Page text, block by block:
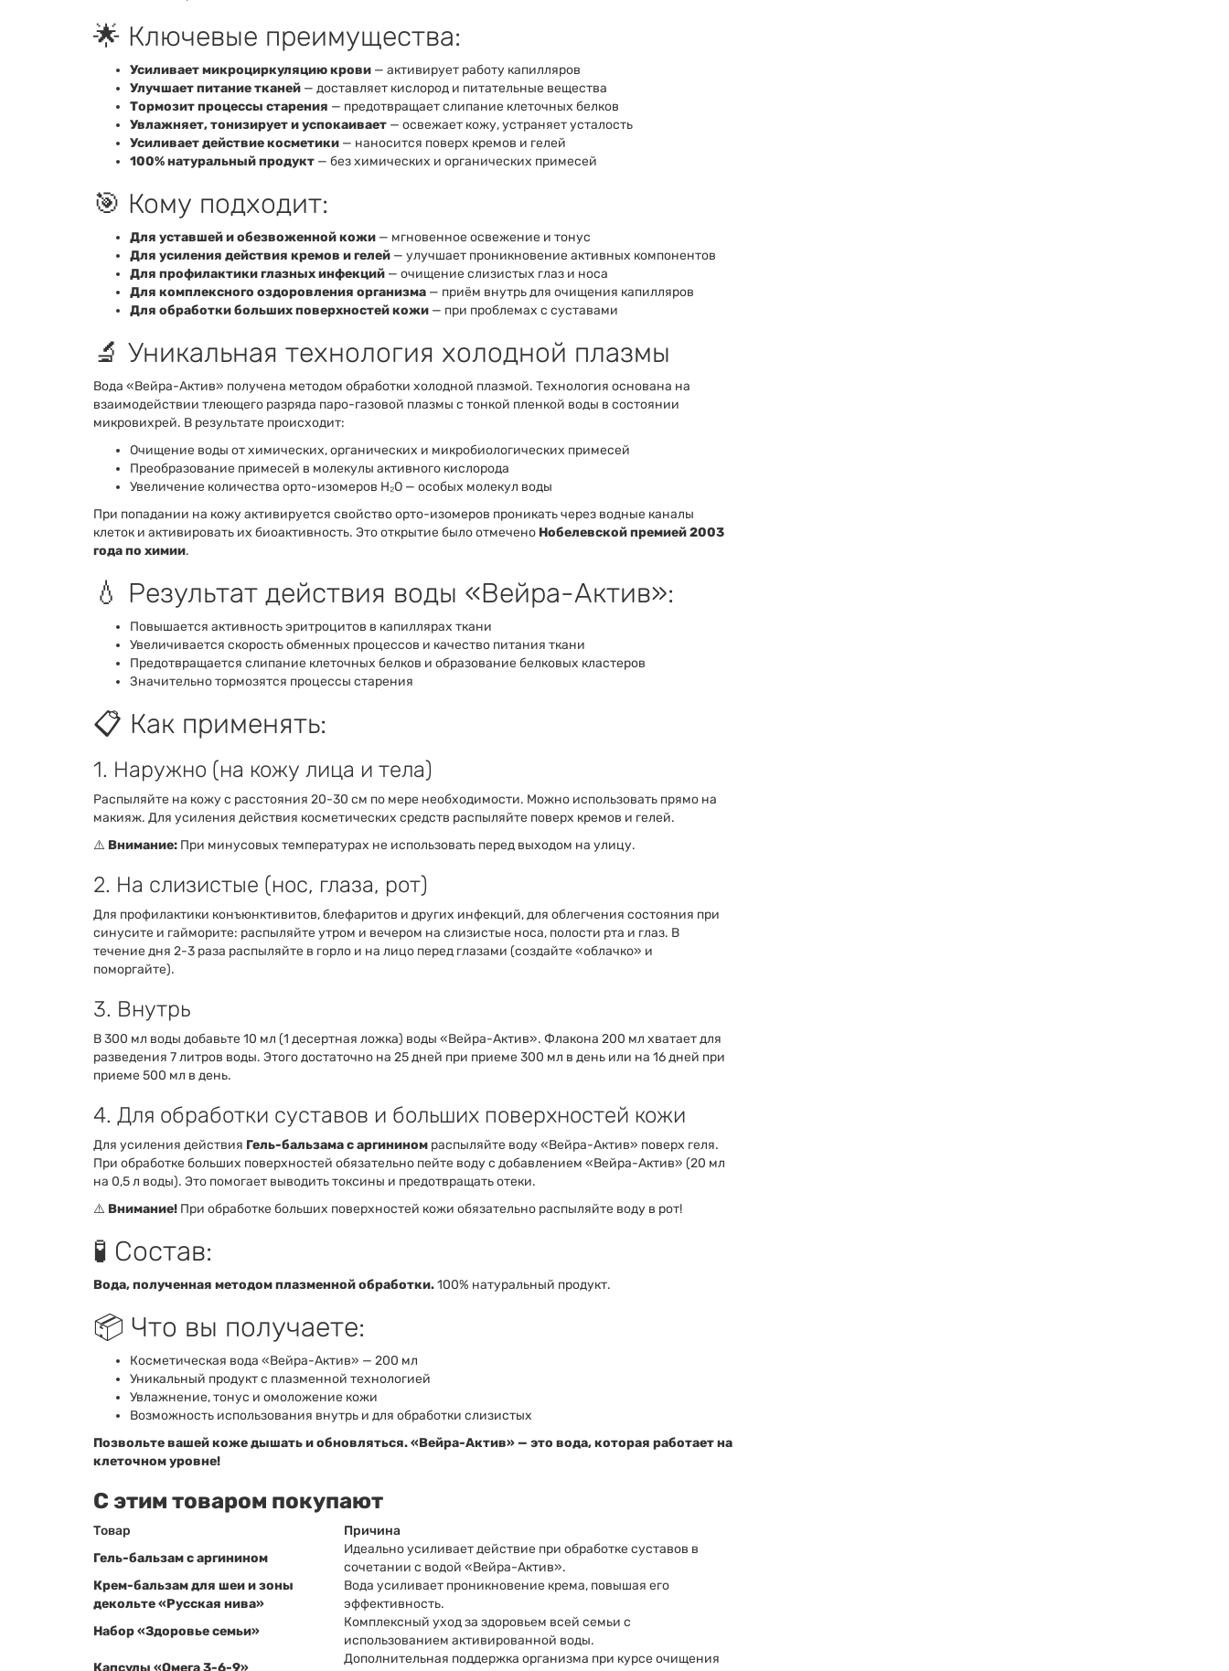
🌟 Ключевые преимущества:
Усиливает микроциркуляцию крови — активирует работу капилляров
Улучшает питание тканей — доставляет кислород и питательные вещества
Тормозит процессы старения — предотвращает слипание клеточных белков
Увлажняет, тонизирует и успокаивает — освежает кожу, устраняет усталость
Усиливает действие косметики — наносится поверх кремов и гелей
100% натуральный продукт — без химических и органических примесей
🎯 Кому подходит:
Для уставшей и обезвоженной кожи — мгновенное освежение и тонус
Для усиления действия кремов и гелей — улучшает проникновение активных компонентов
Для профилактики глазных инфекций — очищение слизистых глаз и носа
Для комплексного оздоровления организма — приём внутрь для очищения капилляров
Для обработки больших поверхностей кожи — при проблемах с суставами
🔬 Уникальная технология холодной плазмы
Вода «Вейра-Актив» получена методом обработки холодной плазмой. Технология основана на
взаимодействии тлеющего разряда паро-газовой плазмы с тонкой пленкой воды в состоянии
микровихрей. В результате происходит:
Очищение воды от химических, органических и микробиологических примесей
Преобразование примесей в молекулы активного кислорода
Увеличение количества орто-изомеров Н₂О — особых молекул воды
При попадании на кожу активируется свойство орто-изомеров проникать через водные каналы
клеток и активировать их биоактивность. Это открытие было отмечено Нобелевской премией 2003
года по химии.
💧 Результат действия воды «Вейра-Актив»:
Повышается активность эритроцитов в капиллярах ткани
Увеличивается скорость обменных процессов и качество питания ткани
Предотвращается слипание клеточных белков и образование белковых кластеров
Значительно тормозятся процессы старения
📋 Как применять:
1. Наружно (на кожу лица и тела)
Распыляйте на кожу с расстояния 20-30 см по мере необходимости. Можно использовать прямо на
макияж. Для усиления действия косметических средств распыляйте поверх кремов и гелей.
⚠️ Внимание: При минусовых температурах не использовать перед выходом на улицу.
2. На слизистые (нос, глаза, рот)
Для профилактики конъюнктивитов, блефаритов и других инфекций, для облегчения состояния при
синусите и гайморите: распыляйте утром и вечером на слизистые носа, полости рта и глаз. В
течение дня 2-3 раза распыляйте в горло и на лицо перед глазами (создайте «облачко» и
поморгайте).
3. Внутрь
В 300 мл воды добавьте 10 мл (1 десертная ложка) воды «Вейра-Актив». Флакона 200 мл хватает для
разведения 7 литров воды. Этого достаточно на 25 дней при приеме 300 мл в день или на 16 дней при
приеме 500 мл в день.
4. Для обработки суставов и больших поверхностей кожи
Для усиления действия Гель-бальзама с аргинином распыляйте воду «Вейра-Актив» поверх геля.
При обработке больших поверхностей обязательно пейте воду с добавлением «Вейра-Актив» (20 мл
на 0,5 л воды). Это помогает выводить токсины и предотвращать отеки.
⚠️ Внимание! При обработке больших поверхностей кожи обязательно распыляйте воду в рот!
🧪 Состав:
Вода, полученная методом плазменной обработки.100% натуральный продукт.
📦 Что вы получаете:
Косметическая вода «Вейра-Актив» — 200 мл
Уникальный продукт с плазменной технологией
Увлажнение, тонус и омоложение кожи
Возможность использования внутрь и для обработки слизистых
Позвольте вашей коже дышать и обновляться. «Вейра-Актив» — это вода, которая работает на
клеточном уровне!
С этим товаром покупают
Товар
Причина
Гель-бальзам с аргинином
Идеально усиливает действие при обработке суставов в
сочетании с водой «Вейра-Актив».
Крем-бальзам для шеи и зоны
декольте «Русская нива»
Вода усиливает проникновение крема, повышая его
эффективность.
Набор «Здоровье семьи»
Комплексный уход за здоровьем всей семьи с
использованием активированной воды.
Капсулы «Омега 3-6-9»
Дополнительная поддержка организма при курсе очищения